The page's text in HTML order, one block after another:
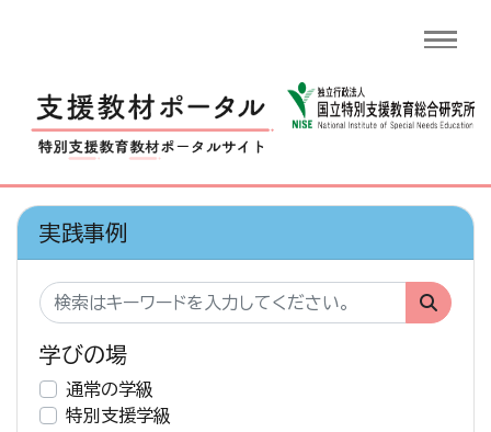
実践事例
学びの場
通常の学級
特別支援学級